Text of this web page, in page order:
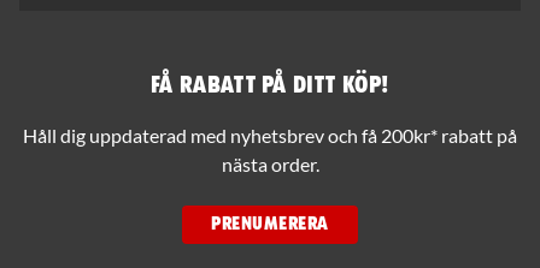
Få rabatt på ditt köp!
Håll dig uppdaterad med nyhetsbrev och få 200kr* rabatt på
nästa order.
PRENUMERERA